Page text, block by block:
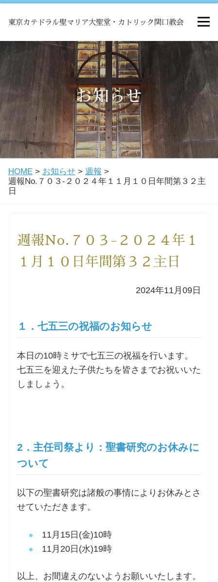
東京カテドラル聖マリア大聖堂・カトリック関口教会
HOME
ミサ
お知らせ
関口教会について
教会学校・中高生会
洗礼を希望される方
講座のご案内
森田神父の講座
教区カテキスタの講座
お問合せ
交通・アクセス
交通・アクセス
お知らせ
HOME> お知らせ> 週報 >
週報No.７０３-２０２４年１１月１０日年間第３２主
日
週報No.７０３-２０２４年１
１月１０日年間第３２主日
2024年11月09日
１．七五三の祝福のお知らせ
本日の10時ミサで七五三の祝福を行います。
七五三を迎えた子供たちを皆さまでお祝いいた
しましょう。
2．主任司祭より：聖書研究のお休みに
ついて
以下の聖書研究は諸般の事情によりお休みとさ
せていただきます。
11月15日(金)10時
11月20日(水)19時
以上、お間違えのないようお願いいたします。